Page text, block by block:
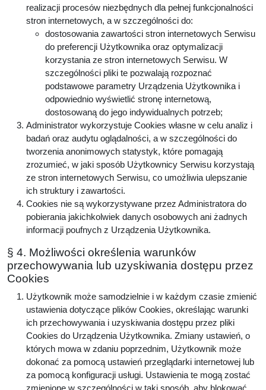
realizacji procesów niezbędnych dla pełnej funkcjonalności
stron internetowych, a w szczególności do:
dostosowania zawartości stron internetowych Serwisu
do preferencji Użytkownika oraz optymalizacji
korzystania ze stron internetowych Serwisu. W
szczególności pliki te pozwalają rozpoznać
podstawowe parametry Urządzenia Użytkownika i
odpowiednio wyświetlić stronę internetową,
dostosowaną do jego indywidualnych potrzeb;
Administrator wykorzystuje Cookies własne w celu analiz i
badań oraz audytu oglądalności, a w szczególności do
tworzenia anonimowych statystyk, które pomagają
zrozumieć, w jaki sposób Użytkownicy Serwisu korzystają
ze stron internetowych Serwisu, co umożliwia ulepszanie
ich struktury i zawartości.
Cookies nie są wykorzystywane przez Administratora do
pobierania jakichkolwiek danych osobowych ani żadnych
informacji poufnych z Urządzenia Użytkownika.
§ 4. Możliwości określenia warunków
przechowywania lub uzyskiwania dostępu przez
Cookies
Użytkownik może samodzielnie i w każdym czasie zmienić
ustawienia dotyczące plików Cookies, określając warunki
ich przechowywania i uzyskiwania dostępu przez pliki
Cookies do Urządzenia Użytkownika. Zmiany ustawień, o
których mowa w zdaniu poprzednim, Użytkownik może
dokonać za pomocą ustawień przeglądarki internetowej lub
za pomocą konfiguracji usługi. Ustawienia te mogą zostać
zmienione w szczególności w taki sposób, aby blokować